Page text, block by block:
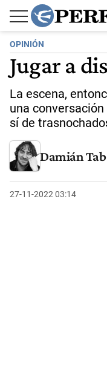
OPINIÓN
Jugar a
La escena,
una
sí de
Damián
27-11-2022 03:14